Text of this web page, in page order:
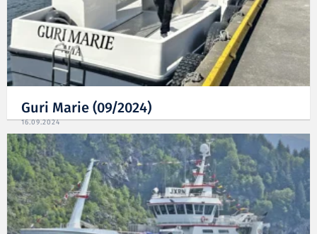
Guri Marie (09/2024)
16.09.2024